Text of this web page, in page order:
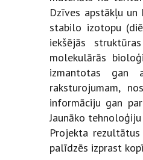
Dzīves apstākļu
stabilo izotopu
iekšējās
molekulārās
izmantotas gan
raksturojumam,
informāciju gan
Jaunāko
Projekta
palīdzēs izprast